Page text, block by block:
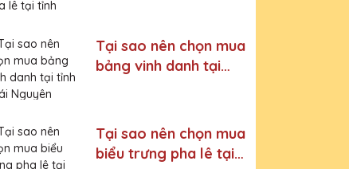
Tại sao nên chọn mua
bảng vinh danh tại
Tại sao nên chọn mua
biểu trưng pha lê tại